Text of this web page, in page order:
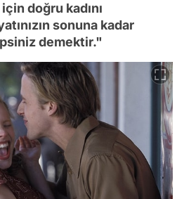
doğru kadını
sonuna kadar
demektir."